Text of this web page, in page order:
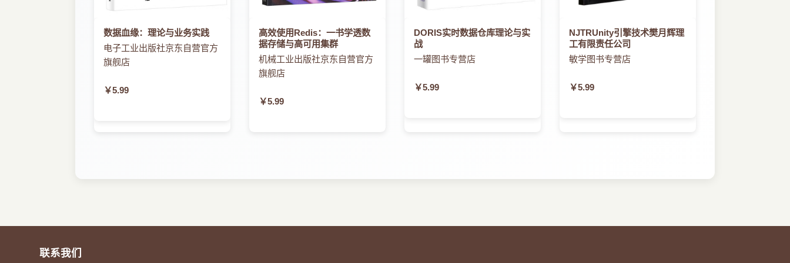
数据血缘：理论与业务实践
电子工业出版社京东自营官方
旗舰店
￥5.99
高效使用Redis：一书学透数
据存储与高可用集群
机械工业出版社京东自营官方
旗舰店
￥5.99
DORIS实时数据仓库理论与实
战
一罐图书专营店
￥5.99
NJTRUnity引擎技术樊月辉理
工有限责任公司
敏学图书专营店
￥5.99
联系我们